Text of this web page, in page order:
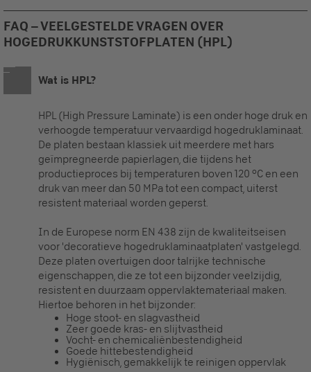
FAQ – VEELGESTELDE VRAGEN OVER
HOGEDRUKKUNSTSTOFPLATEN (HPL)
Wat is HPL?
HPL (High Pressure Laminate) is een onder hoge druk en
verhoogde temperatuur vervaardigd hogedruklaminaat.
De platen bestaan klassiek uit meerdere met hars
geïmpregneerde papierlagen, die tijdens het
productieproces bij temperaturen boven 120 °C en een
druk van meer dan 50 MPa tot een compact, uiterst
resistent materiaal worden geperst.
In de Europese norm EN 438 zijn de kwaliteitseisen
voor 'decoratieve hogedruklaminaatplaten' vastgelegd.
Deze platen overtuigen door talrijke technische
eigenschappen, die ze tot een bijzonder veelzijdig,
resistent en duurzaam oppervlaktemateriaal maken.
Hiertoe behoren in het bijzonder:
Hoge stoot- en slagvastheid
Zeer goede kras- en slijtvastheid
Vocht- en chemicaliënbestendigheid
Goede hittebestendigheid
Hygiënisch, gemakkelijk te reinigen oppervlak